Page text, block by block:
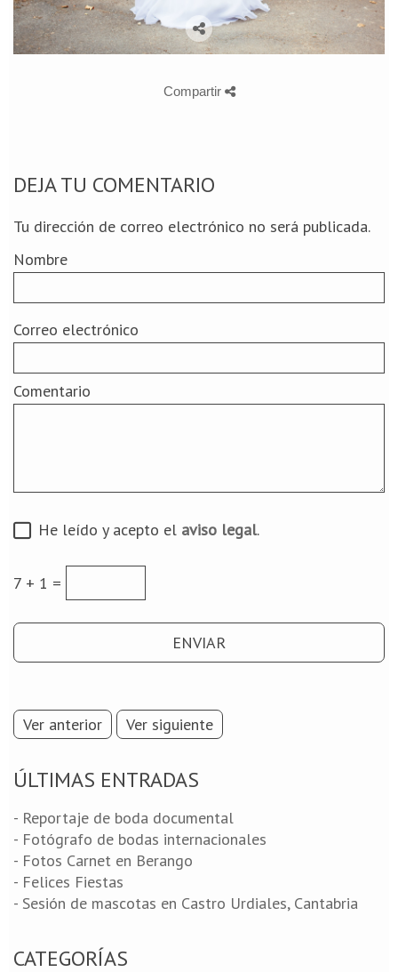
Compartir
DEJA TU COMENTARIO
Tu dirección de correo electrónico no será publicada.
Nombre
Correo electrónico
Comentario
He leído y acepto el aviso legal.
7 + 1 =
Ver anterior Ver siguiente
ÚLTIMAS ENTRADAS
- Reportaje de boda documental
- Fotógrafo de bodas internacionales
- Fotos Carnet en Berango
- Felices Fiestas
- Sesión de mascotas en Castro Urdiales, Cantabria
CATEGORÍAS